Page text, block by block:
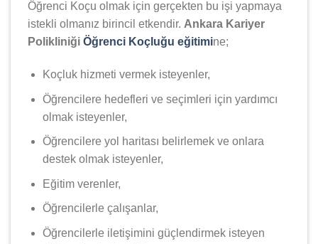
Öğrenci Koçu olmak için gerçekten bu işi yapmaya
istekli olmanız birincil etkendir. Ankara Kariyer
Polikliniği Öğrenci Koçluğu eğitimine;
Koçluk hizmeti vermek isteyenler,
Öğrencilere hedefleri ve seçimleri için yardımcı
olmak isteyenler,
Öğrencilere yol haritası belirlemek ve onlara
destek olmak isteyenler,
Eğitim verenler,
Öğrencilerle çalışanlar,
Öğrencilerle iletişimini güçlendirmek isteyen